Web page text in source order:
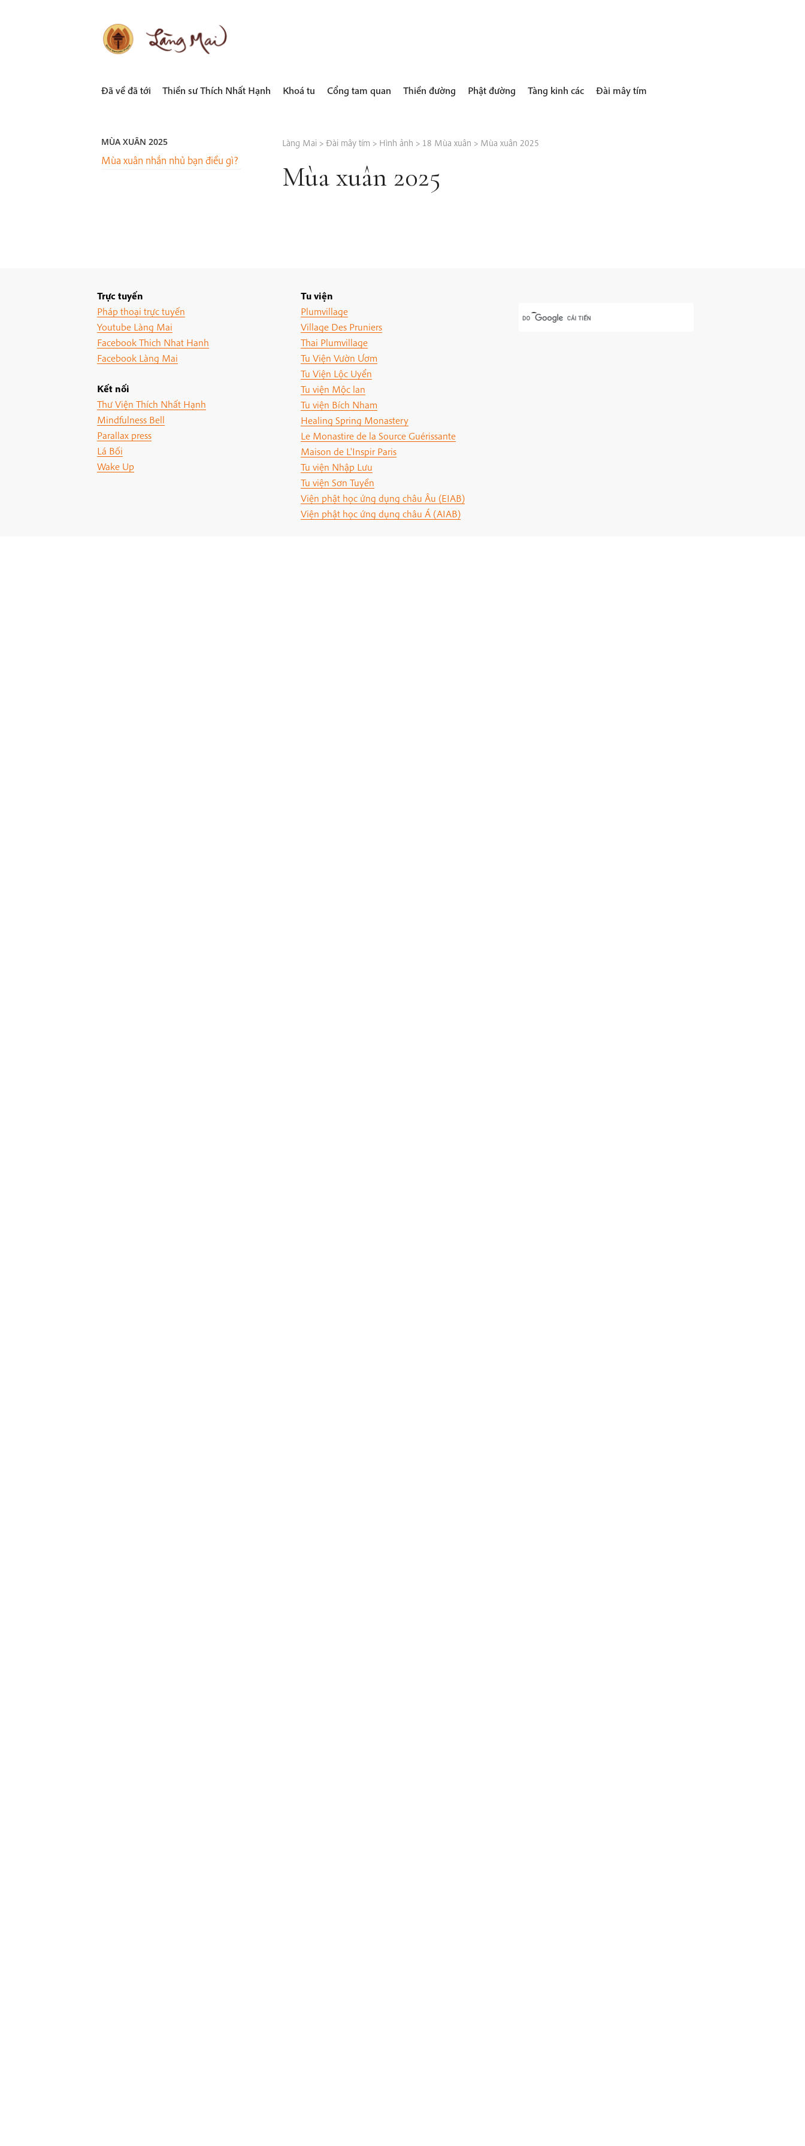
LÀNG MAI
Đã về đã tới Thiền sư Thích Nhất Hạnh Khoá tu Cổng tam quan Thiền đường Phật đường Tàng kinh các Đài mây tím
MÙA XUÂN 2025
Mùa xuân nhắn nhủ bạn điều gì?
Làng Mai> Đài mây tím > Hình ảnh > 18 Mùa xuân > Mùa xuân 2025
Mùa xuân 2025
Trực tuyến
Pháp thoại trực tuyến
Youtube Làng Mai
Facebook Thich Nhat Hanh
Facebook Làng Mai
Kết nối
Thư Viện Thích Nhất Hạnh
Mindfulness Bell
Parallax press
Lá Bối
Wake Up
Tu viện
Plumvillage
Village Des Pruniers
Thai Plumvillage
Tu Viện Vườn Ươm
Tu Viện Lộc Uyển
Tu viện Mộc lan
Tu viện Bích Nham
Healing Spring Monastery
Le Monastire de la Source Guérissante
Maison de L'Inspir Paris
Tu viện Nhập Lưu
Tu viện Sơn Tuyền
Viện phật học ứng dụng châu Âu (EIAB)
Viện phật học ứng dụng châu Á (AIAB)